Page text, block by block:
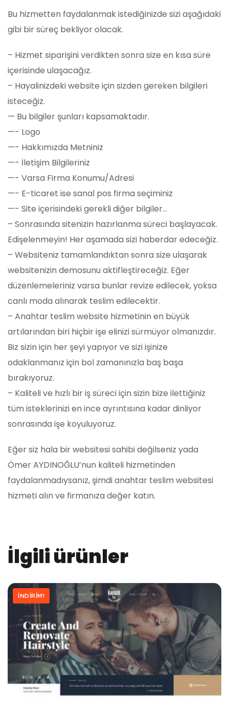
Bu hizmetten faydalanmak istediğinizde sizi aşağıdaki
gibi bir süreç bekliyor olacak.
– Hizmet siparişini verdikten sonra size en kısa süre
içerisinde ulaşacağız.
– Hayalinizdeki website için sizden gereken bilgileri
isteceğiz.
— Bu bilgiler şunları kapsamaktadır.
—- Logo
—- Hakkımızda Metniniz
—- İletişim Bilgileriniz
—- Varsa Firma Konumu/Adresi
—- E-ticaret ise sanal pos firma seçiminiz
—- Site içerisindeki gerekli diğer bilgiler…
– Sonrasında sitenizin hazırlanma süreci başlayacak.
Edişelenmeyin! Her aşamada sizi haberdar edeceğiz.
– Websiteniz tamamlandıktan sonra size ulaşarak
websitenizin demosunu aktifleştireceğiz. Eğer
düzenlemeleriniz varsa bunlar revize edilecek, yoksa
canlı moda alınarak teslim edilecektir.
– Anahtar teslim website hizmetinin en büyük
artılarından biri hiçbir işe elinizi sürmüyor olmanızdır.
Biz sizin için her şeyi yapıyor ve sizi işinize
odaklanmanız için bol zamanınızla baş başa
bırakıyoruz.
– Kaliteli ve hızlı bir iş süreci için sizin bize ilettiğiniz
tüm isteklerinizi en ince ayrıntısına kadar dinliyor
sonrasında işe koyuluyoruz.
Eğer siz hala bir websitesi sahibi değilseniz yada
Ömer AYDINOĞLU’nun kaliteli hizmetinden
faydalanmadıysanız, şimdi anahtar teslim websitesi
hizmeti alın ve firmanıza değer katın.
İlgili ürünler
İNDIRIM!